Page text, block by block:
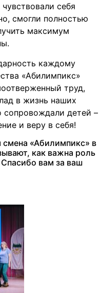
себя
смогли полностью
максимум
каждому
«Абилимпикс»
труд,
в жизнь наших
сопровождали детей –
и веру в себя!
смена «Абилимпикс» в
как важна роль
вам за ваш